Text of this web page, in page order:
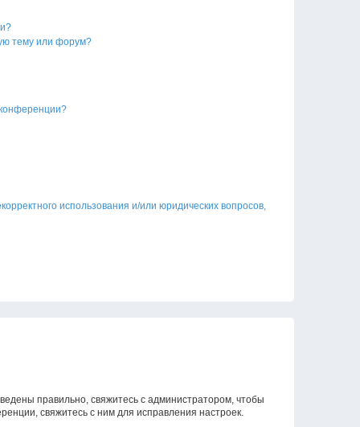
тему или форум?
использования и/или юридических вопросов,
правильно, свяжитесь с администратором, чтобы
свяжитесь с ним для исправления настроек.